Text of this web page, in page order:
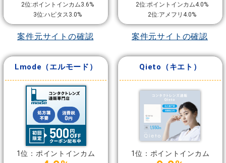
2位:ポイントインカム3.6%
3位:ハピタス3.0%
案件元サイトの確認
2位:ポイントインカム4.0%
2位:アメフリ4.0%
案件元サイトの確認
Lmode（エルモード）
1位：ポイントインカム
Qieto（キエト）
1位：ポイントインカム